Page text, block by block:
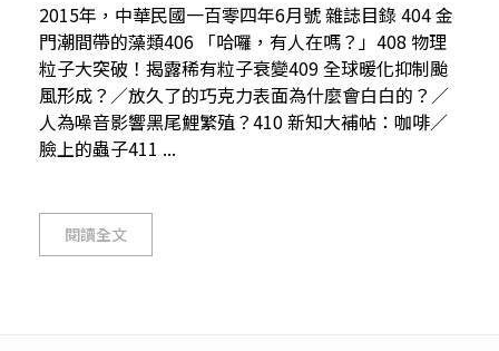
2015年，中華民國一百零四年6月號 雜誌目錄 404 金
門潮間帶的藻類406 「哈囉，有人在嗎？」408 物理
粒子大突破！揭露稀有粒子衰變409 全球暖化抑制颱
風形成？／放久了的巧克力表面為什麼會白白的？／
人為噪音影響黑尾鯉繁殖？410 新知大補帖：咖啡／
臉上的蟲子411 ...
閱讀全文